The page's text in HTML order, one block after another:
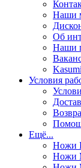
Наши
Об
Наши
Условия
Ещё...
Ножи
Ножи